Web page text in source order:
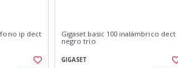
ip dect
Gigaset basic 100 inalámbrico dect
negro trio
GIGASET